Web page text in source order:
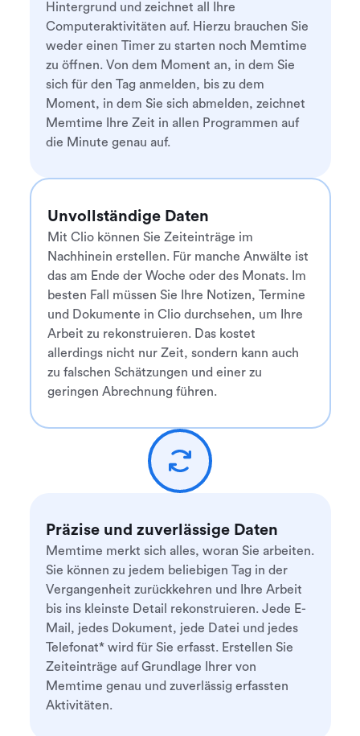
Hintergrund und zeichnet all Ihre
Computeraktivitäten auf. Hierzu brauchen Sie
weder einen Timer zu starten noch Memtime
zu öffnen. Von dem Moment an, in dem Sie
sich für den Tag anmelden, bis zu dem
Moment, in dem Sie sich abmelden, zeichnet
Memtime Ihre Zeit in allen Programmen auf
die Minute genau auf.
Unvollständige Daten
Mit Clio können Sie Zeiteinträge im
Nachhinein erstellen. Für manche Anwälte ist
das am Ende der Woche oder des Monats. Im
besten Fall müssen Sie Ihre Notizen, Termine
und Dokumente in Clio durchsehen, um Ihre
Arbeit zu rekonstruieren. Das kostet
allerdings nicht nur Zeit, sondern kann auch
zu falschen Schätzungen und einer zu
geringen Abrechnung führen.
Präzise und zuverlässige Daten
Memtime merkt sich alles, woran Sie arbeiten.
Sie können zu jedem beliebigen Tag in der
Vergangenheit zurückkehren und Ihre Arbeit
bis ins kleinste Detail rekonstruieren. Jede E-
Mail, jedes Dokument, jede Datei und jedes
Telefonat* wird für Sie erfasst. Erstellen Sie
Zeiteinträge auf Grundlage Ihrer von
Memtime genau und zuverlässig erfassten
Aktivitäten.